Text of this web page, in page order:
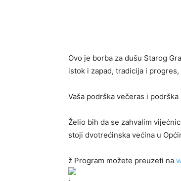
Ovo je borba za dušu Starog
istok i zapad, tradicija i
Vaša podrška večeras i
Želio bih da se zahvalim
stoji dvotrećinska većina u
ž Program možete preuzeti na